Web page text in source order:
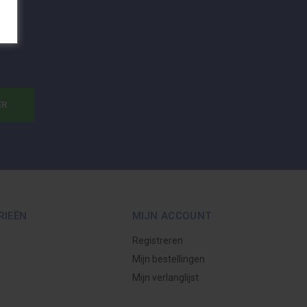
MIJN ACCOUNT
Registreren
Mijn bestellingen
Mijn verlanglijst